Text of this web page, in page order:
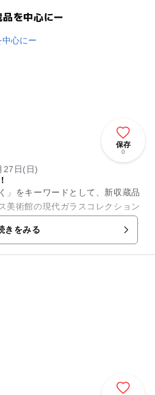
を中心にー
保存
0
27日(日)
」をキーワードとして、新収蔵品
美術館の現代ガラスコレクション
好ましいと感じる対象に沸き起こ
...
きをみる